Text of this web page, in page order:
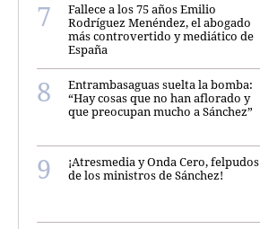
Fallece a los 75 años Emilio
Rodríguez Menéndez, el abogado
más controvertido y mediático de
España
Entrambasaguas suelta la bomba:
“Hay cosas que no han aflorado y
que preocupan mucho a Sánchez”
¡Atresmedia y Onda Cero, felpudos
de los ministros de Sánchez!